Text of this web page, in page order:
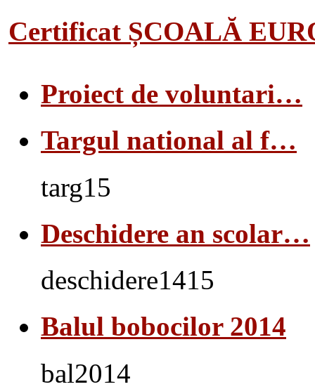
Certificat ȘCOALĂ
Proiect de voluntari…
Targul national al f…
targ15
Deschidere an scolar…
deschidere1415
Balul bobocilor 2014
bal2014